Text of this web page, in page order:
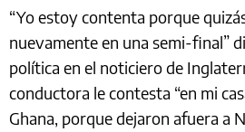
“Yo estoy contenta porque
nuevamente en una semi-final”
política en el noticiero de
conductora le contesta “en mi
Ghana, porque dejaron afuera a